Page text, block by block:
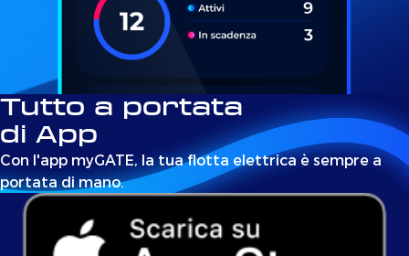
Tutto a portata
di App
Con l'app myGATE, la tua flotta elettrica è sempre a
portata di mano.